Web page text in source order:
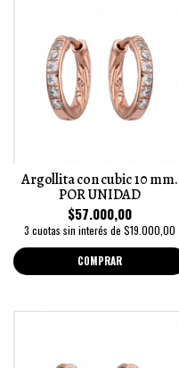
Argollita con cubic 10 mm.
POR UNIDAD
$57.000,00
3 cuotas sin interés de $19.000,00
COMPRAR